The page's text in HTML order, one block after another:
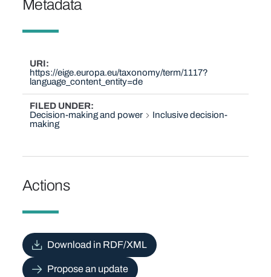
Metadata
URI
https://eige.europa.eu/taxonomy/term/1117?
language_content_entity=de
FILED UNDER
Decision-making and power
Inclusive decision-
making
Actions
Download in RDF/XML
Propose an update